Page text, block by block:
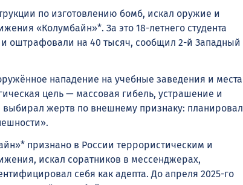
по изготовлению бомб, искал оружие и
«Колумбайн»*. За это 18-летнего студента
оштрафовали на 40 тысяч, сообщил 2-й Западный
нападение на учебные заведения и места
цель — массовая гибель, устрашение и
выбирал жертв по внешнему признаку: планировал
признано в России террористическим и
искал соратников в мессенджерах,
себя как адепта. До апреля 2025-го